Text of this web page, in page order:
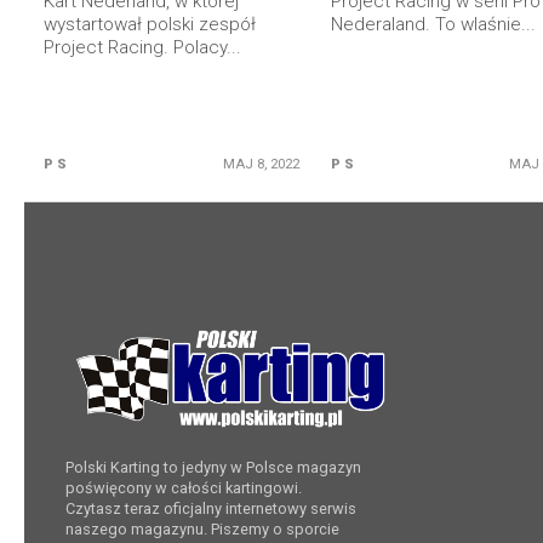
wystartował polski zespół
Project Racing. Polacy...
P S MAJ 8, 2022
Nederaland. To wlaśnie...
P S MAJ
Polski Karting to jedyny w Polsce magazyn
poświęcony w całości kartingowi.
Czytasz teraz oficjalny internetowy serwis
naszego magazynu. Piszemy o sporcie